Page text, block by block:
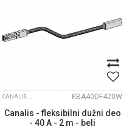
CANALIS KBA KBA40DF420W
Canalis - fleksibilni dužni deo
- 40 A - 2 m - beli